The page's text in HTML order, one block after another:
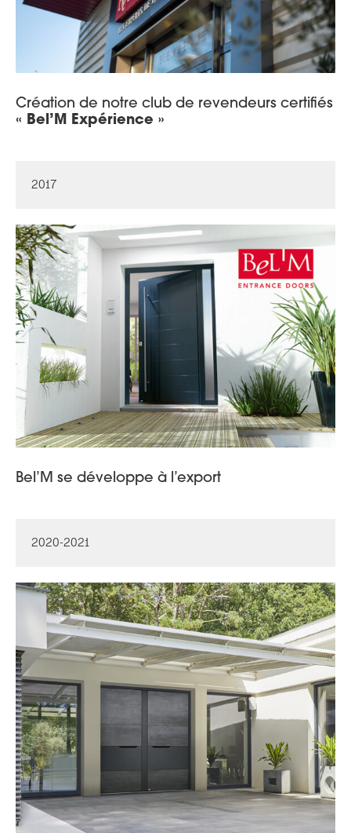
Création de notre club de revendeurs certifiés
« Bel’M Expérience »
2017
Bel’M se développe à l’export
2020-2021